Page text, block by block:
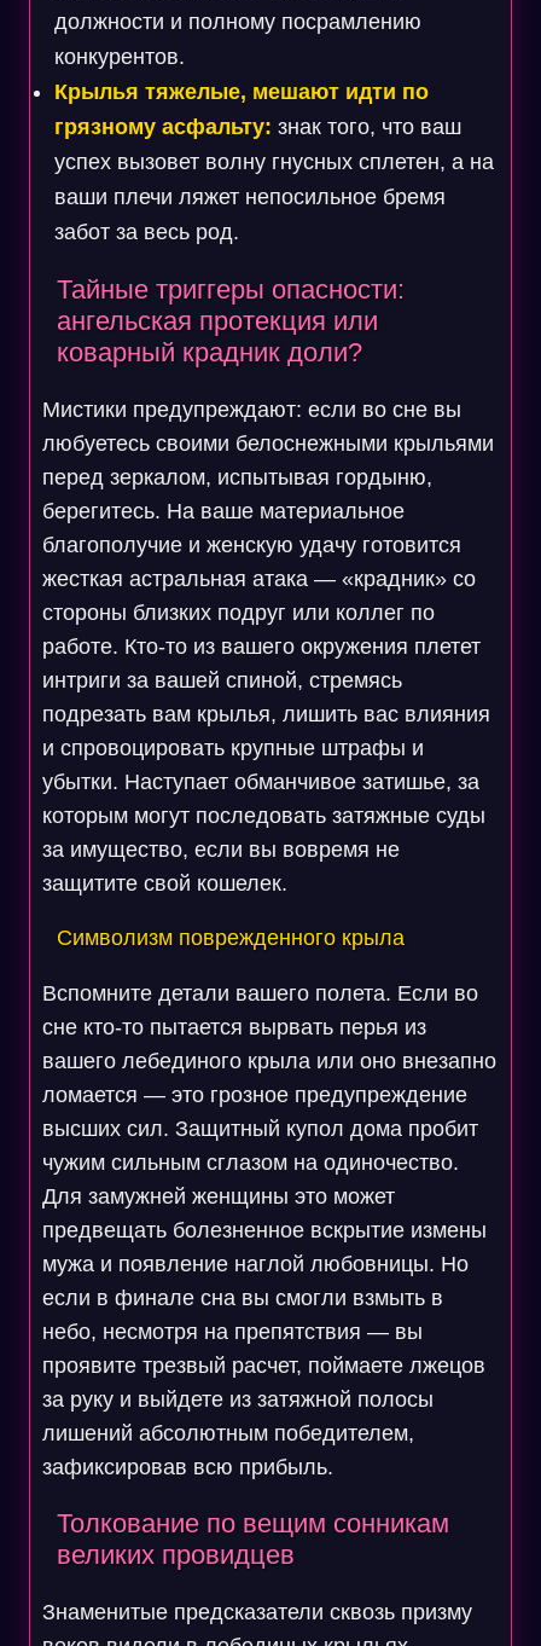
должности и полному посрамлению
конкурентов.
Крылья тяжелые, мешают идти по
грязному асфальту: знак того, что ваш
успех вызовет волну гнусных сплетен, а на
ваши плечи ляжет непосильное бремя
забот за весь род.
Тайные триггеры опасности:
ангельская протекция или
коварный крадник доли?
Мистики предупреждают: если во сне вы
любуетесь своими белоснежными крыльями
перед зеркалом, испытывая гордыню,
берегитесь. На ваше материальное
благополучие и женскую удачу готовится
жесткая астральная атака — «крадник» со
стороны близких подруг или коллег по
работе. Кто-то из вашего окружения плетет
интриги за вашей спиной, стремясь
подрезать вам крылья, лишить вас влияния
и спровоцировать крупные штрафы и
убытки. Наступает обманчивое затишье, за
которым могут последовать затяжные суды
за имущество, если вы вовремя не
защитите свой кошелек.
Символизм поврежденного крыла
Вспомните детали вашего полета. Если во
сне кто-то пытается вырвать перья из
вашего лебединого крыла или оно внезапно
ломается — это грозное предупреждение
высших сил. Защитный купол дома пробит
чужим сильным сглазом на одиночество.
Для замужней женщины это может
предвещать болезненное вскрытие измены
мужа и появление наглой любовницы. Но
если в финале сна вы смогли взмыть в
небо, несмотря на препятствия — вы
проявите трезвый расчет, поймаете лжецов
за руку и выйдете из затяжной полосы
лишений абсолютным победителем,
зафиксировав всю прибыль.
Толкование по вещим сонникам
великих провидцев
Знаменитые предсказатели сквозь призму